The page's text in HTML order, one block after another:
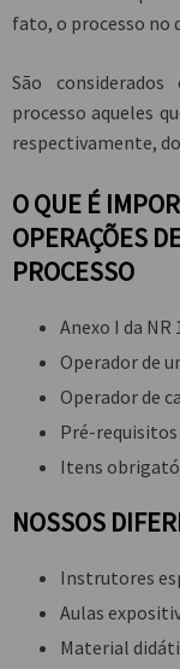
fato, o processo no
São
processo aqueles
respectivamente, do
O QUE É IMPORTANTE SABER SOBRE
OPERAÇÕES
PROCESSO
Anexo I da NR
Operador de
Operador de
Pré-requisitos
Itens
NOSSOS
Instrutores
Aulas
Material